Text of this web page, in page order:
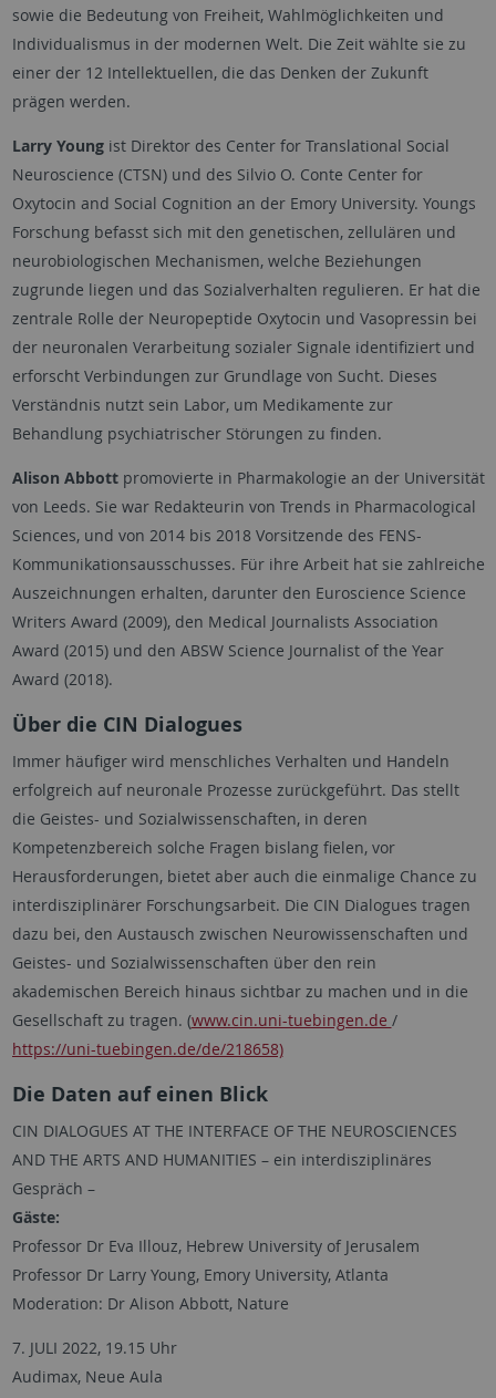
sowie die Bedeutung von Freiheit, Wahlmöglichkeiten und
Individualismus in der modernen Welt. Die Zeit wählte sie zu
einer der 12 Intellektuellen, die das Denken der Zukunft
prägen werden.
Larry Youngist Direktor des Center for Translational Social
Neuroscience (CTSN) und des Silvio O. Conte Center for
Oxytocin and Social Cognition an der Emory University. Youngs
Forschung befasst sich mit den genetischen, zellulären und
neurobiologischen Mechanismen, welche Beziehungen
zugrunde liegen und das Sozialverhalten regulieren. Er hat die
zentrale Rolle der Neuropeptide Oxytocin und Vasopressin bei
der neuronalen Verarbeitung sozialer Signale identifiziert und
erforscht Verbindungen zur Grundlage von Sucht. Dieses
Verständnis nutzt sein Labor, um Medikamente zur
Behandlung psychiatrischer Störungen zu finden.
Alison Abbottpromovierte in Pharmakologie an der Universität
von Leeds. Sie war Redakteurin von Trends in Pharmacological
Sciences, und von 2014 bis 2018 Vorsitzende des FENS-
Kommunikationsausschusses. Für ihre Arbeit hat sie zahlreiche
Auszeichnungen erhalten, darunter den Euroscience Science
Writers Award (2009), den Medical Journalists Association
Award (2015) und den ABSW Science Journalist of the Year
Award (2018).
Über die CIN Dialogues
Immer häufiger wird menschliches Verhalten und Handeln
erfolgreich auf neuronale Prozesse zurückgeführt. Das stellt
die Geistes- und Sozialwissenschaften, in deren
Kompetenzbereich solche Fragen bislang fielen, vor
Herausforderungen, bietet aber auch die einmalige Chance zu
interdisziplinärer Forschungsarbeit. Die CIN Dialogues tragen
dazu bei, den Austausch zwischen Neurowissenschaften und
Geistes- und Sozialwissenschaften über den rein
akademischen Bereich hinaus sichtbar zu machen und in die
Gesellschaft zu tragen. (www.cin.uni-tuebingen.de /
https://uni-tuebingen.de/de/218658)
Die Daten auf einen Blick
CIN DIALOGUES AT THE INTERFACE OF THE NEUROSCIENCES
AND THE ARTS AND HUMANITIES – ein interdisziplinäres
Gespräch –
Gäste:
Professor Dr Eva Illouz, Hebrew University of Jerusalem
Professor Dr Larry Young, Emory University, Atlanta
Moderation: Dr Alison Abbott, Nature
7. JULI 2022, 19.15 Uhr
Audimax, Neue Aula